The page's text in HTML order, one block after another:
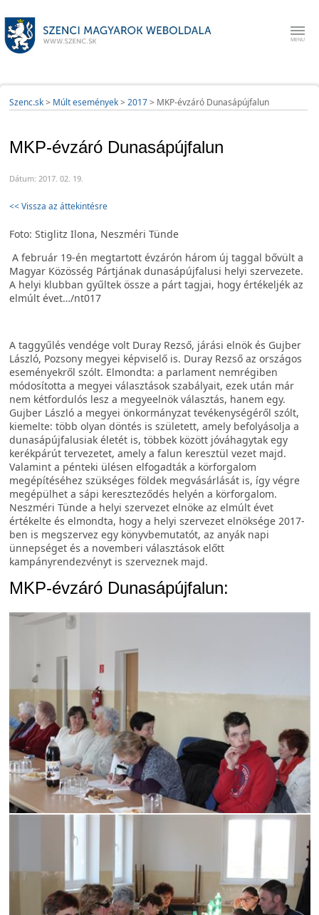
Szenc.sk> Múlt események> 2017> MKP-évzáró Dunasápújfalun
MKP-évzáró Dunasápújfalun
Dátum: 2017. 02. 19.
<< Vissza az áttekintésre
Foto: Stiglitz Ilona, Neszméri Tünde
A február 19-én megtartott évzárón három új taggal bővült a
Magyar Közösség Pártjának dunasápújfalusi helyi szervezete.
A helyi klubban gyűltek össze a párt tagjai, hogy értékeljék az
elmúlt évet…/nt017
A taggyűlés vendége volt Duray Rezső, járási elnök és Gujber
László, Pozsony megyei képviselő is. Duray Rezső az országos
eseményekről szólt. Elmondta: a parlament nemrégiben
módosította a megyei választások szabályait, ezek után már
nem kétfordulós lesz a megyeelnök választás, hanem egy.
Gujber László a megyei önkormányzat tevékenységéről szólt,
kiemelte: több olyan döntés is született, amely befolyásolja a
dunasápújfalusiak életét is, többek között jóváhagytak egy
kerékpárút tervezetet, amely a falun keresztül vezet majd.
Valamint a pénteki ülésen elfogadták a körforgalom
megépítéséhez szükséges földek megvásárlását is, így végre
megépülhet a sápi kereszteződés helyén a körforgalom.
Neszméri Tünde a helyi szervezet elnöke az elmúlt évet
értékelte és elmondta, hogy a helyi szervezet elnöksége 2017-
ben is megszervez egy könyvbemutatót, az anyák napi
ünnepséget és a novemberi választások előtt
kampányrendezvényt is szerveznek majd.
MKP-évzáró Dunasápújfalun: